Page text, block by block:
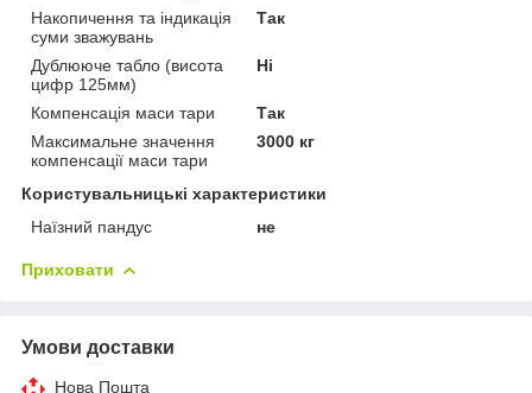
Накопичення та індикація
суми зважувань
Так
Дублююче табло (висота
цифр 125мм)
Ні
Компенсація маси тари
Так
Максимальне значення
компенсації маси тари
3000 кг
Користувальницькі характеристики
Наїзний пандус
не
Приховати
Умови доставки
Нова Пошта